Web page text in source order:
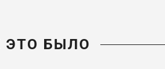
ЭТО БЫЛО